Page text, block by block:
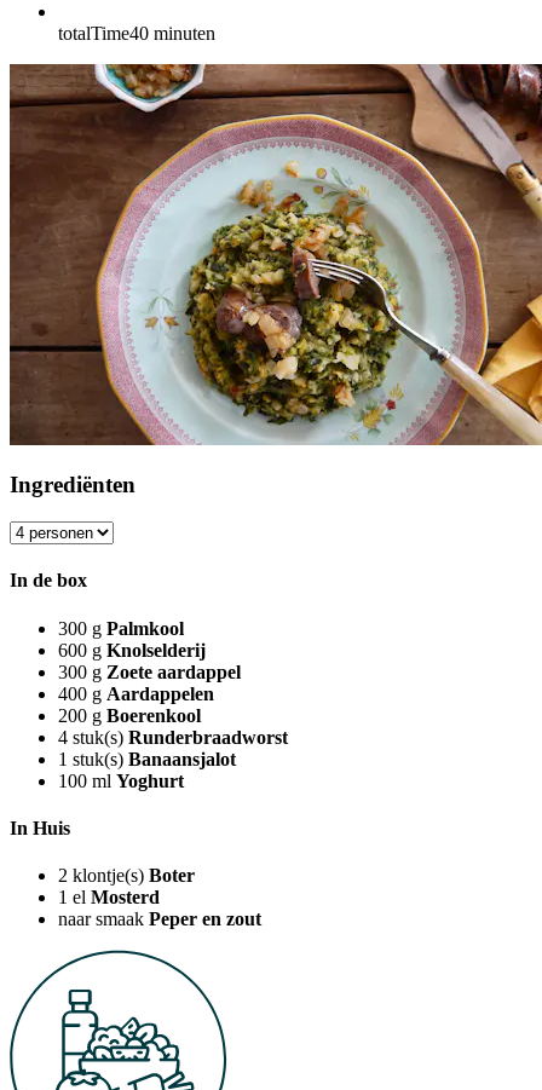
totalTime40 minuten
Ingrediënten
In de box
300 g Palmkool
600 g Knolselderij
300 g Zoete aardappel
400 g Aardappelen
200 g Boerenkool
4 stuk(s) Runderbraadworst
1 stuk(s) Banaansjalot
100 ml Yoghurt
In Huis
2 klontje(s) Boter
1 el Mosterd
naar smaak Peper en zout